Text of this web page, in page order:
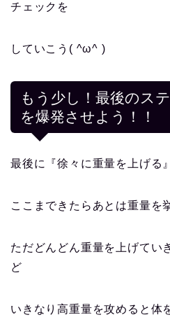
チェックを
していこう ( ^ω^ )
もう少し！最後のス
を爆発させよう！！
最後に 『徐々に重量を上げる』
ここまできたらあとは重量を
ただどんどん重量を上げてい
ど
いきなり高重量を攻めると体